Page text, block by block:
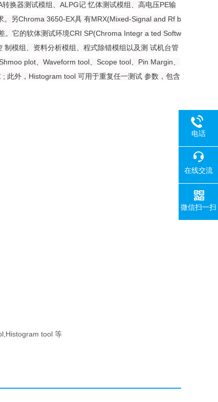
换器测试模组、ALPG记 忆体测试模组、高电压PE输
。另Chroma 3650-EX具 有MRX(Mixed-Signal and Rf b
。它的软体测试环境CRI SP(Chroma Integr a ted Softw
模组、资料分析模组、程式除错模组以及测 试机台管
plot、Waveform tool、Scope tool、Pin Margin、
此外，Histogram tool 可用于重复任一测试 参数，包含
tool 等
电话
在线交流
微信扫一扫